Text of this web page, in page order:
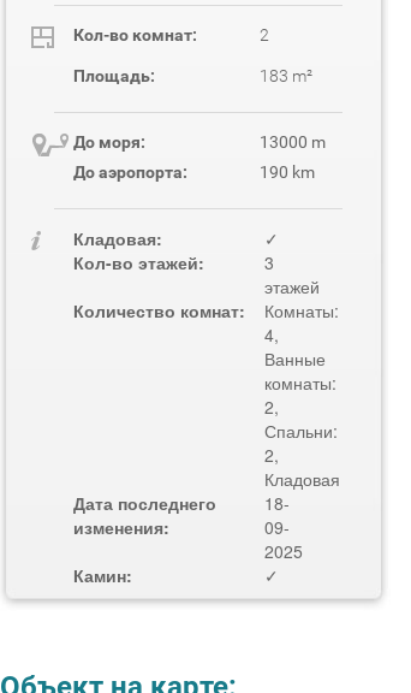
Кол-во комнат: 2
Площадь: 183 m²
До моря:
13000 m
До аэропорта:
190 km
Кладовая:
✓
Кол-во этажей:
3
этажей
Количество комнат:
Комнаты:
4,
Ванные
комнаты:
2,
Спальни:
2,
Кладовая
Дата последнего
изменения:
18-
09-
2025
Камин:
✓